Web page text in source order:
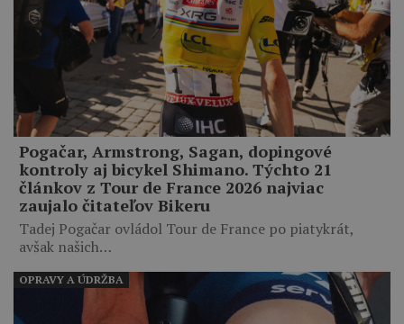
Pogačar, Armstrong, Sagan, dopingové
kontroly aj bicykel Shimano. Týchto 21
článkov z Tour de France 2026 najviac
zaujalo čitateľov Bikeru
Tadej Pogačar ovládol Tour de France po piatykrát,
avšak našich…
OPRAVY A ÚDRŽBA